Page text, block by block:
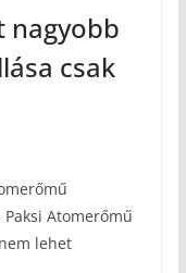
nagyobb
csak
Atomerőmű
lehet